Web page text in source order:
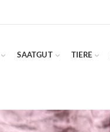
SAATGUT TIERE